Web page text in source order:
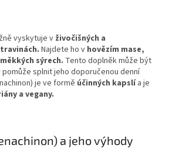
vyskytuje v živočišných a
Najdete ho v hovězím mase,
sýrech. Tento doplněk může být
splnit jeho doporučenou denní
je ve formě účinných kapslía je
a vegany.
a jeho výhody